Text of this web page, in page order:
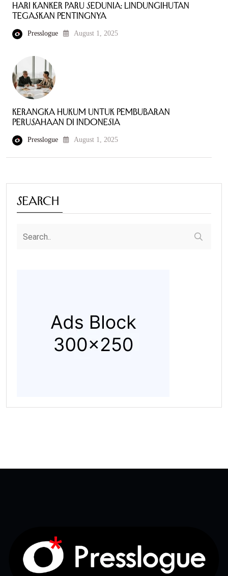
Hari Kanker Paru Sedunia: LindungiHutan
Tegaskan Pentingnya
Presslogue August 1, 2025
Kerangka Hukum untuk Pembubaran
Perusahaan di Indonesia
Presslogue August 1, 2025
Search